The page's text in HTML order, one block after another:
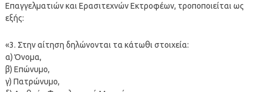
Επαγγελματιών και Ερασιτεχνών Εκτροφέων, τροποποιείται ως
εξής:
«3. Στην αίτηση δηλώνονται τα κάτωθι στοιχεία:
α) Όνομα,
β) Επώνυμο,
γ) Πατρώνυμο,